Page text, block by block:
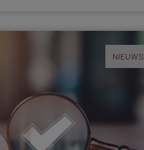
NIEUWS